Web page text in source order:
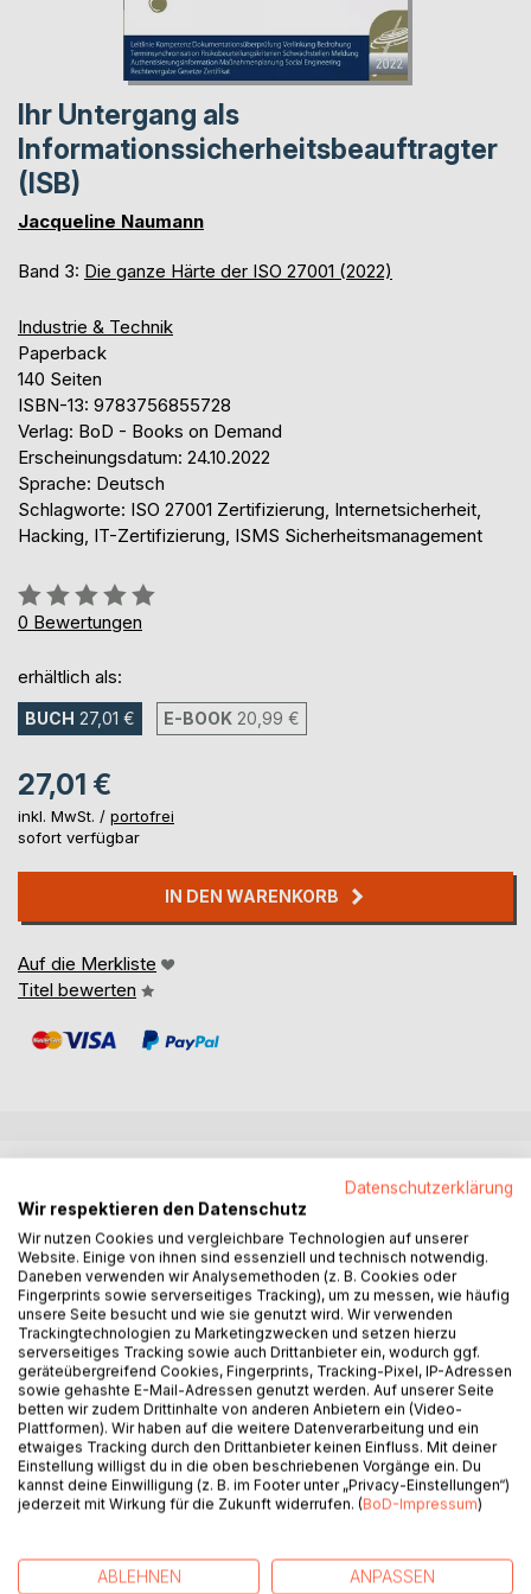
Ihr Untergang als
Informationssicherheitsbeauftragter
(ISB)
Jacqueline Naumann
Band 3: Die ganze Härte der ISO 27001 (2022)
Industrie & Technik
Paperback
140 Seiten
ISBN-13: 9783756855728
Verlag: BoD - Books on Demand
Erscheinungsdatum: 24.10.2022
Sprache: Deutsch
Schlagworte: ISO 27001 Zertifizierung, Internetsicherheit,
Hacking, IT-Zertifizierung, ISMS Sicherheitsmanagement
Bewertung::
0%
0 Bewertungen
erhältlich als:
BUCH 27,01 € E-BOOK 20,99 €
27,01 €
inkl. MwSt. / portofrei
sofort verfügbar
IN DEN WARENKORB
Auf die Merkliste
Titel bewerten
Sind Sie Informationssicherheitsbeauftragter (ISB)? Dann
ist dieses Buch für Sie. Möglicherweise spricht Sie das
Buch an, weil Sie das Gefühl haben, in einem Universum an
unzähligen Aufgaben-Galaxien zu versinken. Jacqueline
Naumann hat für Sie als Kollegin, Trainerin, Beraterin und
Auditorin über hunderte Gespräche zur
Informationssicherheit geführt und davon 40 Interviews und
Berichte für Sie im Buch als teilweise amüsante
Praxisbeispiele aufbereitet. Jedes Beispiel ergänzt sie mit
konkreten Umsetzungsmöglichkeiten nach ISO/IEC 27001,
um Ihnen als ISB zu zeigen, wie Sie Ihr ISMS noch weiter
entwickeln können. Die Interviews führt Frau Naumann im
Kuriositäten zu geschrieben werden. Wenn Sie erfahren
möchten, vor welchen Aufgaben andere ISBs gestanden
Datenschutzerklärung
Wir respektieren den Datenschutz
Wir nutzen Cookies und vergleichbare Technologien auf unserer
Website. Einige von ihnen sind essenziell und technisch notwendig.
Daneben verwenden wir Analysemethoden (z. B. Cookies oder
Fingerprints sowie serverseitiges Tracking), um zu messen, wie häufig
unsere Seite besucht und wie sie genutzt wird. Wir verwenden
Trackingtechnologien zu Marketingzwecken und setzen hierzu
serverseitiges Tracking sowie auch Drittanbieter ein, wodurch ggf.
geräteübergreifend Cookies, Fingerprints, Tracking-Pixel, IP-Adressen
sowie gehashte E-Mail-Adressen genutzt werden. Auf unserer Seite
betten wir zudem Drittinhalte von anderen Anbietern ein (Video-
Plattformen). Wir haben auf die weitere Datenverarbeitung und ein
etwaiges Tracking durch den Drittanbieter keinen Einfluss. Mit deiner
Einstellung willigst du in die oben beschriebenen Vorgänge ein. Du
kannst deine Einwilligung (z. B. im Footer unter „Privacy-Einstellungen“)
jederzeit mit Wirkung für die Zukunft widerrufen. (BoD-Impressum)
ABLEHNEN ANPASSEN